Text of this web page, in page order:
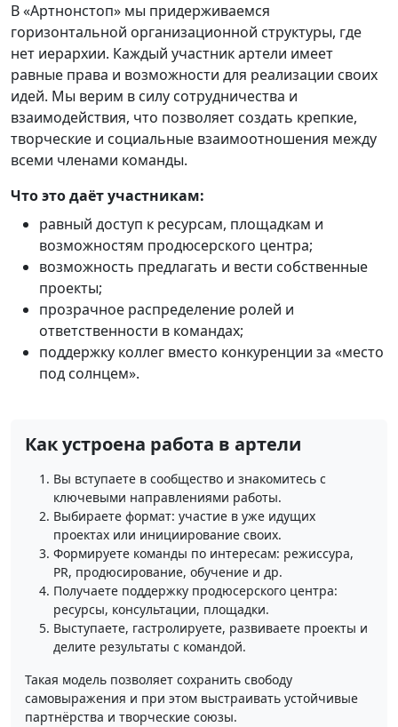
В «Артнонстоп» мы придерживаемся
горизонтальной организационной структуры, где
нет иерархии. Каждый участник артели имеет
равные права и возможности для реализации своих
идей. Мы верим в силу сотрудничества и
взаимодействия, что позволяет создать крепкие,
творческие и социальные взаимоотношения между
всеми членами команды.
Что это даёт участникам:
равный доступ к ресурсам, площадкам и
возможностям продюсерского центра;
возможность предлагать и вести собственные
проекты;
прозрачное распределение ролей и
ответственности в командах;
поддержку коллег вместо конкуренции за «место
под солнцем».
Как устроена работа в артели
Вы вступаете в сообщество и знакомитесь с
ключевыми направлениями работы.
Выбираете формат: участие в уже идущих
проектах или инициирование своих.
Формируете команды по интересам: режиссура,
PR, продюсирование, обучение и др.
Получаете поддержку продюсерского центра:
ресурсы, консультации, площадки.
Выступаете, гастролируете, развиваете проекты и
делите результаты с командой.
Такая модель позволяет сохранить свободу
самовыражения и при этом выстраивать устойчивые
партнёрства и творческие союзы.